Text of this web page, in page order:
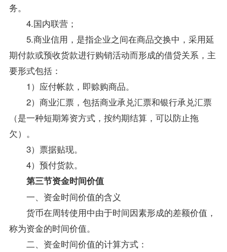
务。
4.国内联营；
5.商业信用，是指企业之间在商品交换中，采用延
期付款或预收货款进行购销活动而形成的借贷关系，主
要形式包括：
1）应付帐款，即赊购商品。
2）商业汇票，包括商业承兑汇票和银行承兑汇票
（是一种短期筹资方式，按约期结算，可以防止拖
欠）。
3）票据贴现。
4）预付货款。
第三节资金时间价值
一、资金时间价值的含义
货币在周转使用中由于时间因素形成的差额价值，
称为资金的时间价值。
二、资金时间价值的计算方式：